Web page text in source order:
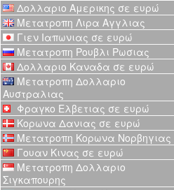
Δολλαριο Αμερικης σε ευρώ
Μετατροπη Λιρα Αγγλιας
Γιεν Ιαπωνιας σε ευρώ
Μετατροπη Ρουβλι Ρωσιας
Δολλαριο Καναδα σε ευρώ
Μετατροπη Δολλαριο
Αυστραλιας
Φραγκο Ελβετιας σε ευρώ
Κορωνα Δανιας σε ευρώ
Μετατροπη Κορωνα Νορβηγιας
Γουαν Κινας σε ευρώ
Μετατροπη Δολλαριο
Σιγκαπουρης